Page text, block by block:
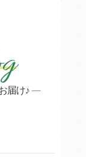
届け♪